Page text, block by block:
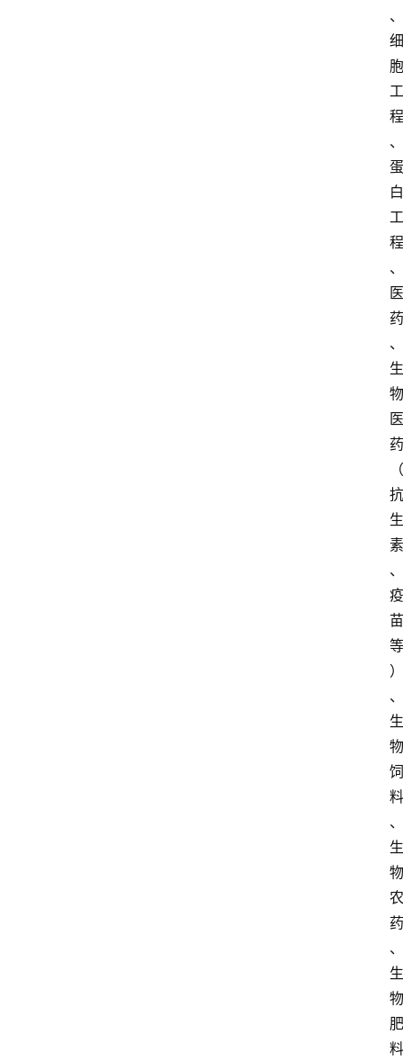
、
细
胞
工
程
、
蛋
白
工
程
、
医
药
、
生
物
医
药
（
抗
生
素
、
疫
苗
等
）
、
生
物
饲
料
、
生
物
农
药
、
生
物
肥
料